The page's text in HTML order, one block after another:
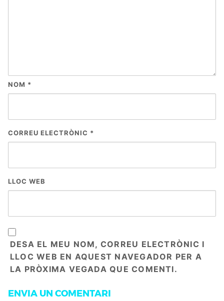
NOM *
CORREU ELECTRÒNIC *
LLOC WEB
DESA EL MEU NOM, CORREU ELECTRÒNIC I
LLOC WEB EN AQUEST NAVEGADOR PER A
LA PRÒXIMA VEGADA QUE COMENTI.